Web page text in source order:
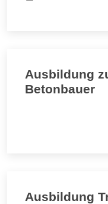
Ausbildung
Betonbauer
Ausbildung